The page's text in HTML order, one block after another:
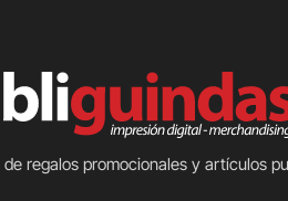
regalos promocionales y artículos